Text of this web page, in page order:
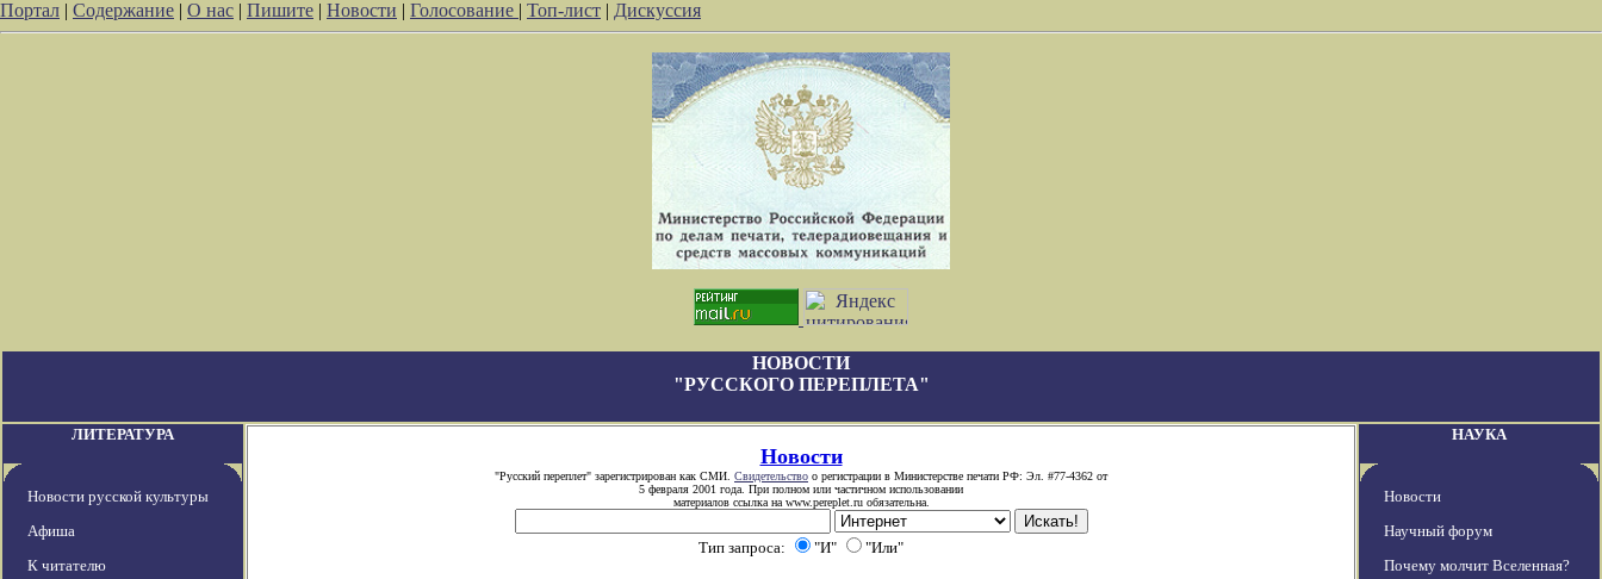
Портал | Содержание | О нас | Пишите | Новости | Голосование | Топ-лист | Дискуссия
НОВОСТИ
"РУССКОГО ПЕРЕПЛЕТА"
ЛИТЕРАТУРА
Новости русской культуры
Афиша
К читателю
Новости
"Русский переплет" зарегистрирован как СМИ. Свидетельство о регистрации в Министерстве печати РФ: Эл. #77-4362 от
5 февраля 2001 года. При полном или частичном использовании
материалов ссылка на www.pereplet.ru обязательна.
Тип запроса: "И" "Или"
НАУКА
Новости
Научный форум
Почему молчит Вселенная?